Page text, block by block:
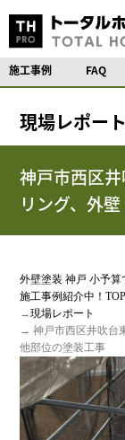
施工事例 FAQ
現場レポート
神戸市西区
リング、外
外壁塗装 神戸 小予
施工事例紹介中！TOP
→現場レポート
→ 神戸市西区井吹台
他部位の塗装工事